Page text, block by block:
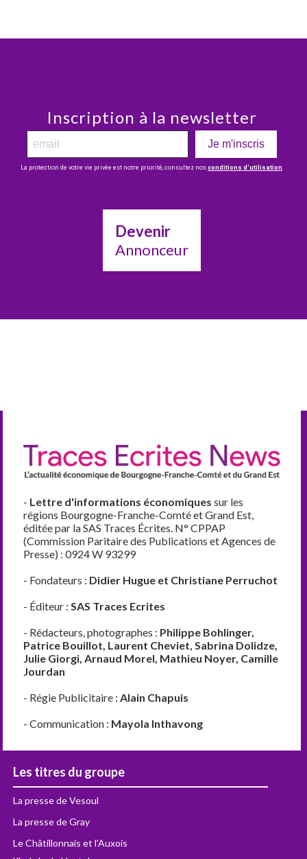
Inscription à la newsletter
Je m'inscris
La protection de votre vie privée est notre priorité, consultez nos conditions d’utilisation
Devenir
Annonceur
- Lettre d'informations économiques sur les
régions Bourgogne-Franche-Comté et Grand Est,
éditée par la SAS Traces Écrites. N° CPPAP
(Commission Paritaire des Publications et Agences de
Presse) : 0924 W 93299
- Fondateurs : Didier Hugue et Christiane Perruchot
- Éditeur :SAS Traces Ecrites
- Rédacteurs, photographes : Philippe Bohlinger,
Patrice Bouillot, Laurent Cheviet, Sabrina Dolidze,
Julie Giorgi, Arnaud Morel, Mathieu Noyer, Camille
Jourdan
- Régie Publicitaire :Alain Chapuis
- Communication : Mayola Inthavong
Les titres du groupe
La presse de Vesoul
La presse de Gray
Le Châtillonnais et l'Auxois